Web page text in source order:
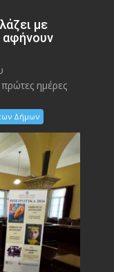
με
αφήνουν
ημέρες
Δήμων